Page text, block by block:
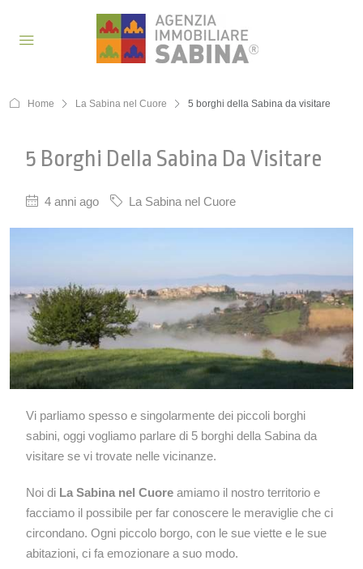
Home La Sabina nel Cuore 5 borghi della Sabina da visitare
5 Borghi Della Sabina Da Visitare
4 anni ago La Sabina nel Cuore
Vi parliamo spesso e singolarmente dei piccoli borghi
sabini, oggi vogliamo parlare di 5 borghi della Sabina da
visitare se vi trovate nelle vicinanze.
Noi di La Sabina nel Cuore amiamo il nostro territorio e
facciamo il possibile per far conoscere le meraviglie che ci
circondano. Ogni piccolo borgo, con le sue viette e le sue
abitazioni, ci fa emozionare a suo modo.